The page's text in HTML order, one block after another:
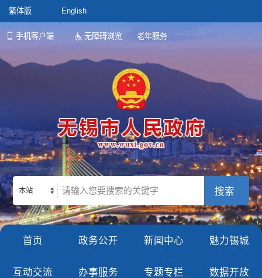
繁体版 English
手机客户端 无障碍浏览 老年服务
本站
首页 政务公开 新闻中心 魅力锡城
互动交流 办事服务 专题专栏 数据开放